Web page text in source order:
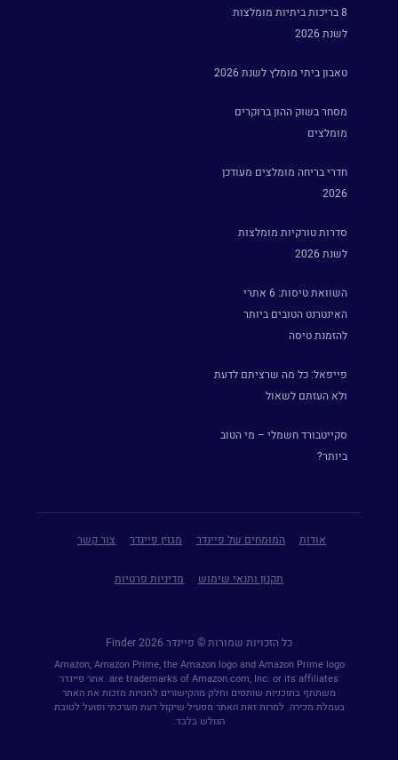
8 בריכות ביתיות מומלצות
לשנת 2026
טאבון ביתי מומלץ לשנת 2026
מסחר בשוק ההון ברוקרים
מומלצים
חדרי בריחה מומלצים מעודכן
2026
סדרות טורקיות מומלצות
לשנת 2026
השוואת טיסות: 6 אתרי
האינטרנט הטובים ביותר
להזמנת טיסה
פייפאל: כל מה שרציתם לדעת
ולא העזתם לשאול
סקייטבורד חשמלי – מי הטוב
ביותר?
אודות המומחים של פיינדר מגזין פיינדר צור קשר
תקנון ותנאי שימוש מדיניות פרטיות
כל הזכויות שמורות © פיינדר Finder 2026
Amazon, Amazon Prime, the Amazon logo and Amazon Prime logo
are trademarks of Amazon.com, Inc. or its affiliates. אתר פיינדר
משתתף בתוכניות שותפים וחלק מהקישורים לחנויות מזכות את האתר
בעמלת מכירה. למרות זאת האתר מפעיל שיקול דעת מערכתי ופועל לטובת
הגולש בלבד.